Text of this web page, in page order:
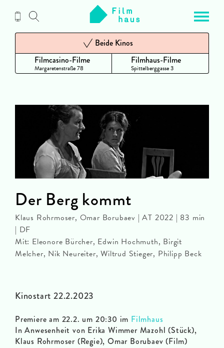
Inhalt
Filmcasino-Filme
Margaretenstraße 78
Beide Kinos
Filmhaus-Filme
Spittelberggasse 3
Kinostart 22.2.2023
Premiere am 22.2. um 20:30 im Filmhaus
In Anwesenheit von Erika Wimmer Mazohl (Stück),
Klaus Rohrmoser (Regie), Omar Borubaev (Film)
Der Berg kommt
Klaus Rohrmoser, Omar Borubaev | AT 2022 | 83 min
| DF
Mit: Eleonore Bürcher, Edwin Hochmuth, Birgit
Melcher, Nik Neureiter, Wiltrud Stieger, Philipp Beck